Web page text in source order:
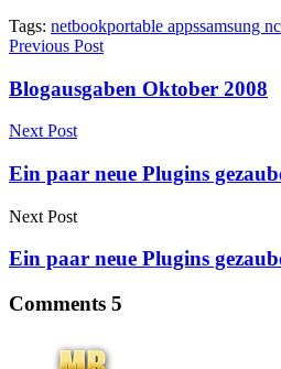
Tags: netbookportable appssamsung
Previous Post
Blogausgaben Oktober 2008
Next Post
Ein paar neue Plugins
Next Post
Ein paar neue Plugins
Comments 5